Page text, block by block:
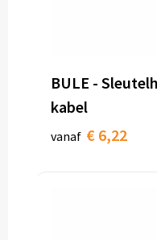
BULE -
kabel
vanaf € 6,22